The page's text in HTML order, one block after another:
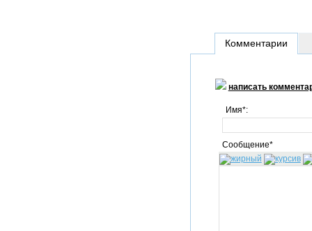
Комментарии
написать
Имя*:
Сообщение*